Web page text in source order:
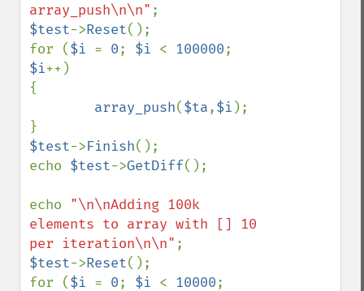
array_push\n\n"
$test->Reset();
for ($i = 0; $i < 100000
$i++)
{
array_push($ta,$i );
$test->Finish();
echo $test->GetDiff();
echo "\n\nAdding 100k
elements to array with [] 10
per iteration\n\n"
$test->Reset();
for ($i = 0; $i < 10000